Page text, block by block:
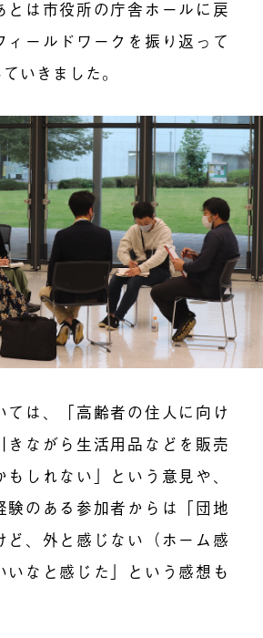
とは市役所の庁舎ホールに戻
ィールドワークを振り返って
いきました。
ては、「高齢者の住人に向け
きながら生活用品などを販売
しれない」という意見や、
験のある参加者からは「団地
ど、外と感じない（ホーム感
いなと感じた」という感想も